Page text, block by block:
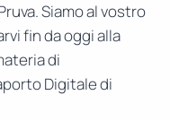
Siamo al vostro
fin da oggi alla
di
Digitale di